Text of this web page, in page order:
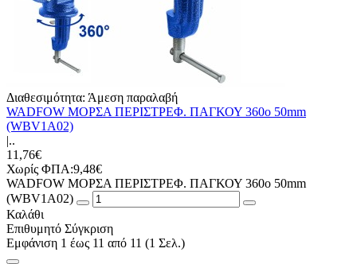
Διαθεσιμότητα: Άμεση παραλαβή
WADFOW ΜΟΡΣΑ ΠΕΡΙΣΤΡΕΦ. ΠΑΓΚΟΥ 360o 50mm
(WBV1A02)
|..
11,76€
Χωρίς ΦΠΑ:9,48€
WADFOW ΜΟΡΣΑ ΠΕΡΙΣΤΡΕΦ. ΠΑΓΚΟΥ 360o 50mm
(WBV1A02)
Καλάθι
Επιθυμητό Σύγκριση
Εμφάνιση 1 έως 11 από 11 (1 Σελ.)